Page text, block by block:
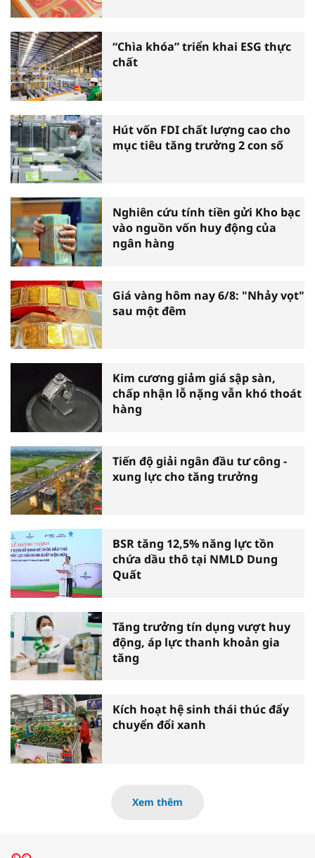
“Chìa khóa” triển khai ESG thực
chất
Hút vốn FDI chất lượng cao cho
mục tiêu tăng trưởng 2 con số
Nghiên cứu tính tiền gửi Kho bạc
vào nguồn vốn huy động của
ngân hàng
Giá vàng hôm nay 6/8: "Nhảy vọt"
sau một đêm
Kim cương giảm giá sập sàn,
chấp nhận lỗ nặng vẫn khó thoát
hàng
Tiến độ giải ngân đầu tư công -
xung lực cho tăng trưởng
BSR tăng 12,5% năng lực tồn
chứa dầu thô tại NMLD Dung
Quất
Tăng trưởng tín dụng vượt huy
động, áp lực thanh khoản gia
tăng
Kích hoạt hệ sinh thái thúc đẩy
chuyển đổi xanh
Xem thêm